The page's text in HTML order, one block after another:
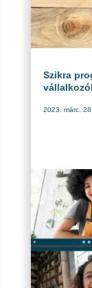
Szikra
2023. márc. 28.